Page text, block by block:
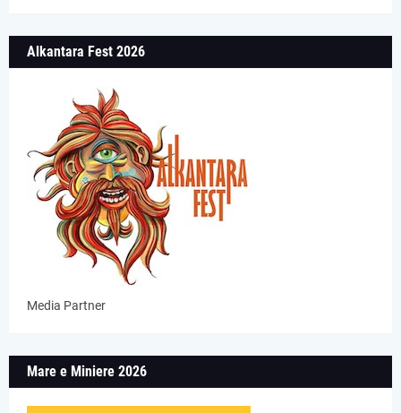
Alkantara Fest 2026
Media Partner
Mare e Miniere 2026